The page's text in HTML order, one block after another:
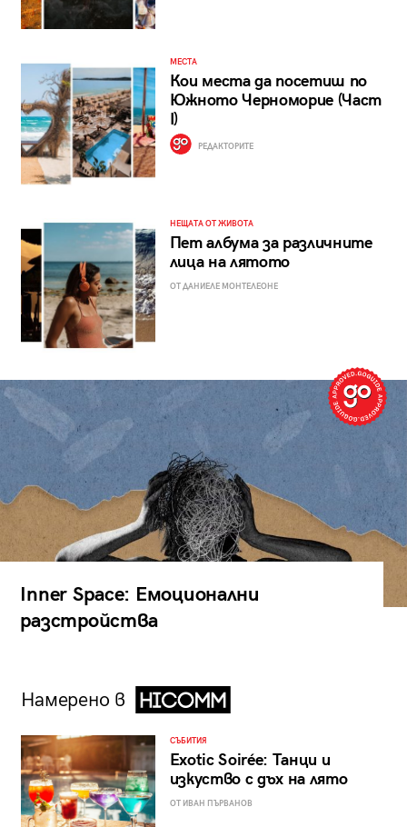
МЕСТА
Кои места да посетиш по
Южното Черноморие (Част
I)
РЕДАКТОРИТЕ
НЕЩАТА ОТ ЖИВОТА
Пет албума за различните
лица на лятото
ОТ ДАНИЕЛЕ МОНТЕЛЕОНЕ
Inner Space: Емоционални
разстройства
Намерено в
СЪБИТИЯ
Exotic Soirée: Танци и
изкуство с дъх на лято
ОТ ИВАН ПЪРВАНОВ